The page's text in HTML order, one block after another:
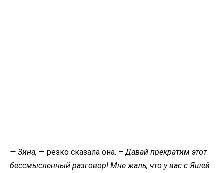
— Зина, — резко сказала она. – Давай прекратим этот
бессмысленный разговор! Мне жаль, что у вас с Яшей